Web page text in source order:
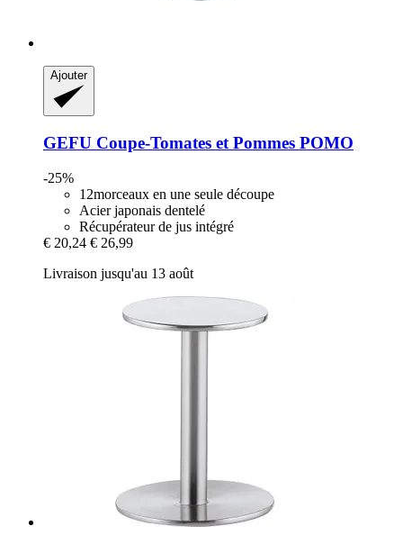
Ajouter
GEFU Coupe-​Tomates et Pommes POMO
-25%
12morceaux en une seule découpe
Acier japonais dentelé
Récupérateur de jus intégré
€ 20,24 € 26,99
Livraison jusqu'au 13 août